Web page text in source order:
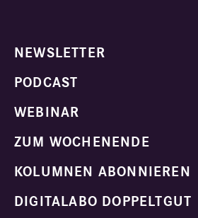
NEWSLETTER
PODCAST
WEBINAR
ZUM WOCHENENDE
KOLUMNEN ABONNIEREN
DIGITALABO DOPPELTGUT